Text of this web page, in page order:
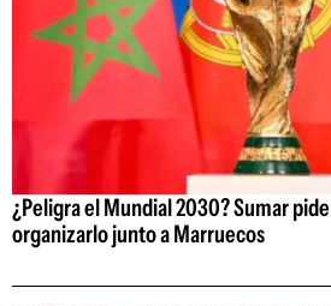
¿Peligra el Mundial 2030? Sumar
organizarlo junto a Marruecos